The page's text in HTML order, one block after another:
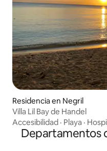
Residencia en Negril
Villa Lil Bay de Handel
Accesibilidad · Playa ·
Departamentos